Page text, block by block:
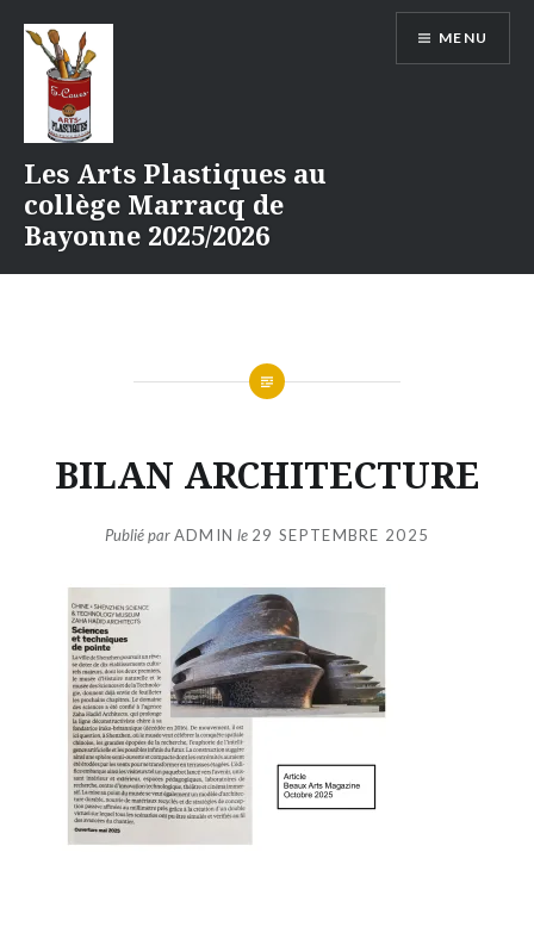
contenu
Les Arts Plastiques au
collège Marracq de
Bayonne 2025/2026
MENU
BILAN ARCHITECTURE
Publié parADMIN le 29 SEPTEMBRE 2025